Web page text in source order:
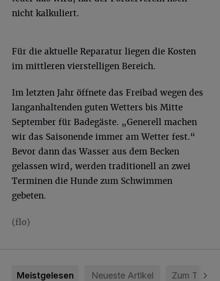
nicht kalkuliert.
Für die aktuelle Reparatur liegen die Kosten
im mittleren vierstelligen Bereich.
Im letzten Jahr öffnete das Freibad wegen des
langanhaltenden guten Wetters bis Mitte
September für Badegäste. „Generell machen
wir das Saisonende immer am Wetter fest.“
Bevor dann das Wasser aus dem Becken
gelassen wird, werden traditionell an zwei
Terminen die Hunde zum Schwimmen
gebeten.
(flo)
Meistgelesen Neueste Artikel Zum Thema